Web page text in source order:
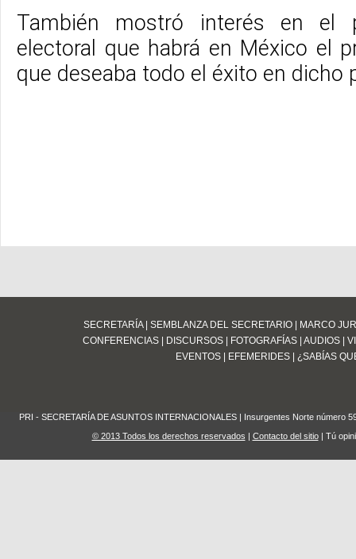
También mostró interés en el
electoral que habrá en México el
que deseaba todo el éxito en dicho
SECRETARÍA| SEMBLANZA DEL SECRETARIO
MARCO
CONFERENCIAS| DISCURSOS| FOTOGRAFÍAS| AUDIOS|
EVENTOS
EFEMERIDES ¿SABÍAS
PRI - SECRETARÍA DE ASUNTOS INTERNACIONALES | Insurgentes Norte número
© 2013 Todos los derechos reservados
Contacto del sitio| Tú